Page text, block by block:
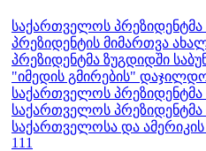
საქართველოს
პრეზიდენტის მიმართვა
პრეზიდენტმა ზუგდიდში
"იმედის გმირების"
საქართველოს
საქართველოს
საქართველოსა და
111